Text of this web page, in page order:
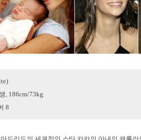
, 186cm/73kg
8